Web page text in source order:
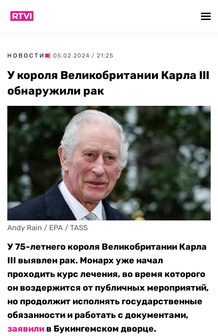
НОВОСТИ | 05.02.2024 / 21:25
У короля Великобритании Карла III
обнаружили рак
Andy Rain / EPA / TASS
У 75-летнего короля Великобритании Карла
III выявлен рак. Монарх уже начал
проходить курс лечения, во время которого
он воздержится от публичных мероприятий,
но продолжит исполнять государственные
обязанности и работать с документами,
заявили в Букингемском дворце.